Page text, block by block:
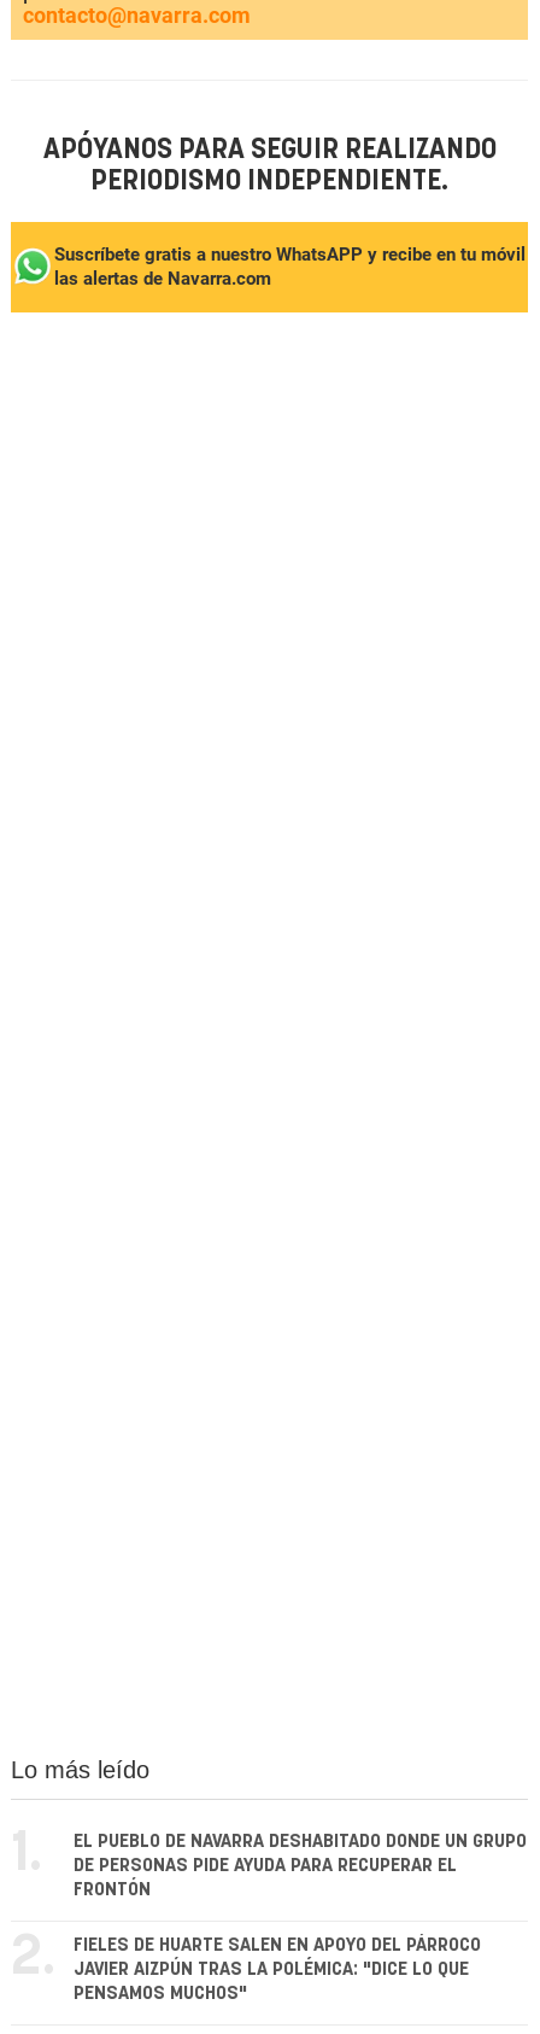
contacto@navarra.com
APÓYANOS PARA SEGUIR REALIZANDO
PERIODISMO INDEPENDIENTE.
Suscríbete gratis a nuestro WhatsAPP y recibe en tu móvil
las alertas de Navarra.com
Lo más leído
1.
EL PUEBLO DE NAVARRA DESHABITADO DONDE UN GRUPO
DE PERSONAS PIDE AYUDA PARA RECUPERAR EL
FRONTÓN
2.
FIELES DE HUARTE SALEN EN APOYO DEL PÁRROCO
JAVIER AIZPÚN TRAS LA POLÉMICA: "DICE LO QUE
PENSAMOS MUCHOS"